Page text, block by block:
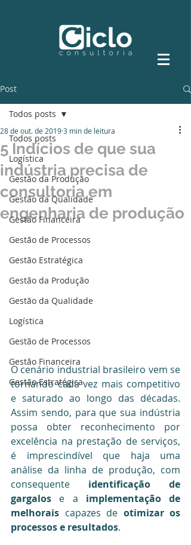
Post
Todos posts
Logística
Gestão da Produção
Gestão da Qualidade
Gestão Financeira
Gestão de Processos
Gestão Estratégica
Gestão da Produção
Gestão da Qualidade
Logística
Gestão de Processos
Gestão Financeira
Gestão Estratégica
Todos posts
5 Indícios de que sua
indústria precisa de
consultoria em
engenharia de produção
28 de out. de 20193 min de leitura
O cenário industrial brasileiro vem se
tornando cada vez mais competitivo
e saturado ao longo das décadas.
Assim sendo, para que sua indústria
possa obter reconhecimento por
excelência na prestação de serviços,
é imprescindível que haja uma
análise da linha de produção, com
consequente identificação de
gargalos e a implementação de
melhorais capazes de otimizar os
processos e resultados.